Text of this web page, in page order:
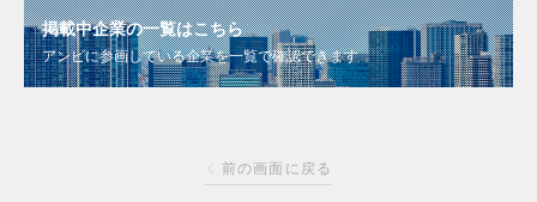
掲載中企業の一覧はこちら
アンビに参画している企業を一覧で確認できます
前の画面に戻る